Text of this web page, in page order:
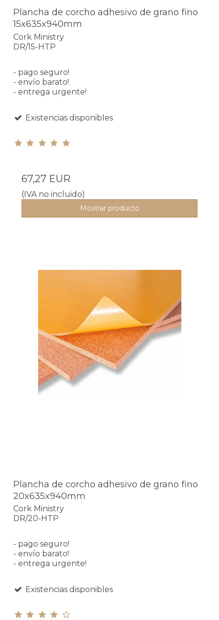
Plancha de corcho adhesivo de grano fino
15x635x940mm
Cork Ministry
DR/15-HTP
- pago seguro!
- envío barato!
- entrega urgente!
Existencias disponibles
67,27 EUR
(IVA no incluido)
Mostrar producto
Plancha de corcho adhesivo de grano fino
20x635x940mm
Cork Ministry
DR/20-HTP
- pago seguro!
- envío barato!
- entrega urgente!
Existencias disponibles